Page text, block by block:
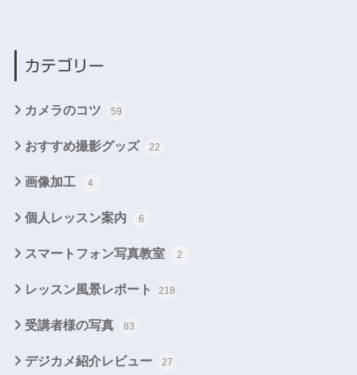
カテゴリー
カメラのコツ 59
おすすめ撮影グッズ 22
画像加工 4
個人レッスン案内 6
スマートフォン写真教室 2
レッスン風景レポート 218
受講者様の写真 83
デジカメ紹介レビュー 27